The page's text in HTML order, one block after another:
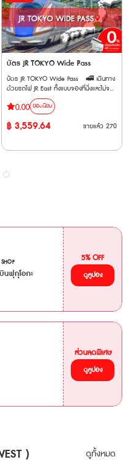
บัตร JR TOKYO Wide Pass
บัตร JR TOKYO Wide Pass 🚅 เดินทาง
ด้วยรถไฟ JR East ทั้งแบบจองที่นั่งและไม่จอง
ที่นั่ง ประเภท Local, Rapid, Limited
Express, Shinkansen ได้ไม่จำกัดเที่ยว
เอกชนหลายสาย เช่น Fujikyu Railway, Izu
Kinugawa และ SPACIA Kinugawa ตั๋ว
รถไฟสาย Tokyo Monorail • รถไฟสาย
รถไฟสาย Joshin Dentetsu • รถไฟสาย
Saitama New Urban Transit (Ōmiya -
the Railway Museum) • รถไฟสาย Tokyo
Waterfront Area Rapid Transit (Rinkai) •
รถไฟ Hokuriku Shinkansen ระหว่าง
Joetsu Shinkansen ระหว่าง Tokyo - Gala
Yuzawa • รถไฟ Tohoku Shinkansen
ระหว่าง Tokyo - Nasushiobara •
รถไฟ Tobu ไม่ว่าจะเป็น Nikkō, SPACIA
Nikkō, Kinugawa และ SPACIA Kinugawa
Wide Pass กับรถไฟสาย Tokaido
Green Car หรือรถไฟตู้นอน ต้องซื้อตั๋ว
ระบุที่นั่งแบบ Super Express เพิ่มเติม * การ
โดยสาร Fujisan Express, Fujisan View
Resort เปิดให้บริการ * ไม่สามารถใช้พาสกับ
รถบัส JR ได้ 💺การจองที่นั่ง * หากใช้ที่
0.00 ยอดนิยม
฿ 3,559.64 ขายแล้ว 270
นฟุกุโอกะ
5% OFF
ดูคูปอง
ส่วนลดพิเศษ
ดูคูปอง
) ดูทั้งหมด